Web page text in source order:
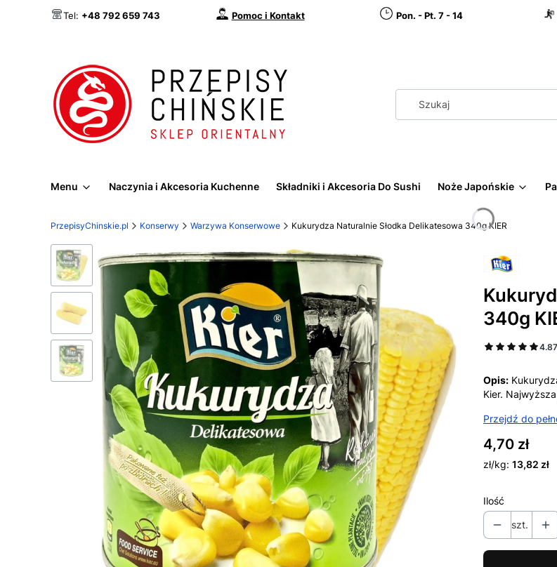
Tel: +48 792 659 743 Pomoc i Kontakt Pon. - Pt. 7 - 14
Menu Naczynia i Akcesoria Kuchenne Składniki i Akcesoria Do Sushi Noże Japońskie
PrzepisyChinskie.pl Konserwy Warzywa Konserwowe Kukurydza Naturalnie Słodka Delikatesowa 340g KIER
340g
4.87
Opis:
Kier.
Przejdź do
Cena
4,70 zł
zł/kg: 13,82 zł
Ilość
szt.